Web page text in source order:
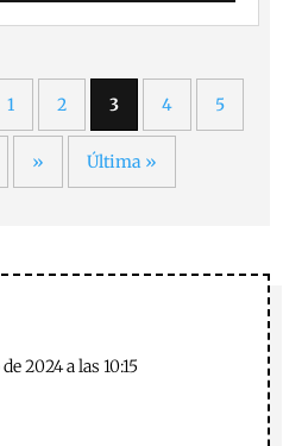
1 2 3 4 5
» Última »
2024 a las 10:15